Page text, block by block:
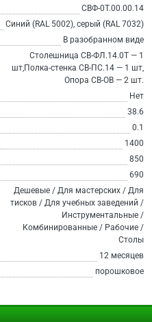
СВФ-0Т.00.00.14
Синий (RAL 5002), серый (RAL 7032)
В разобранном виде
Столешница СВ-ФЛ.14.0Т — 1
шт,Полка-стенка СВ-ПС.14 — 1 шт,
Опора СВ-ОВ — 2 шт.
Нет
38.6
0.1
1400
850
690
Дешевые / Для мастерских / Для
тисков / Для учебных заведений /
Инструментальные /
Комбинированные / Рабочие /
Столы
12 месяцев
порошковое